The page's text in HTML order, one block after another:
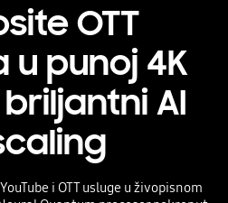
OTT
u punoj 4K
AI
i OTT usluge u živopisnom